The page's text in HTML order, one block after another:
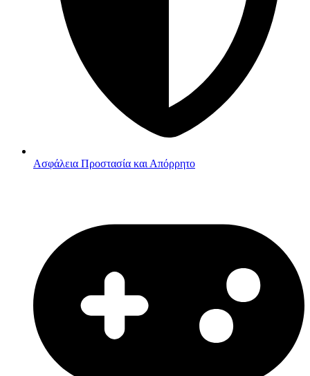
Ασφάλεια Προστασία και Απόρρητο